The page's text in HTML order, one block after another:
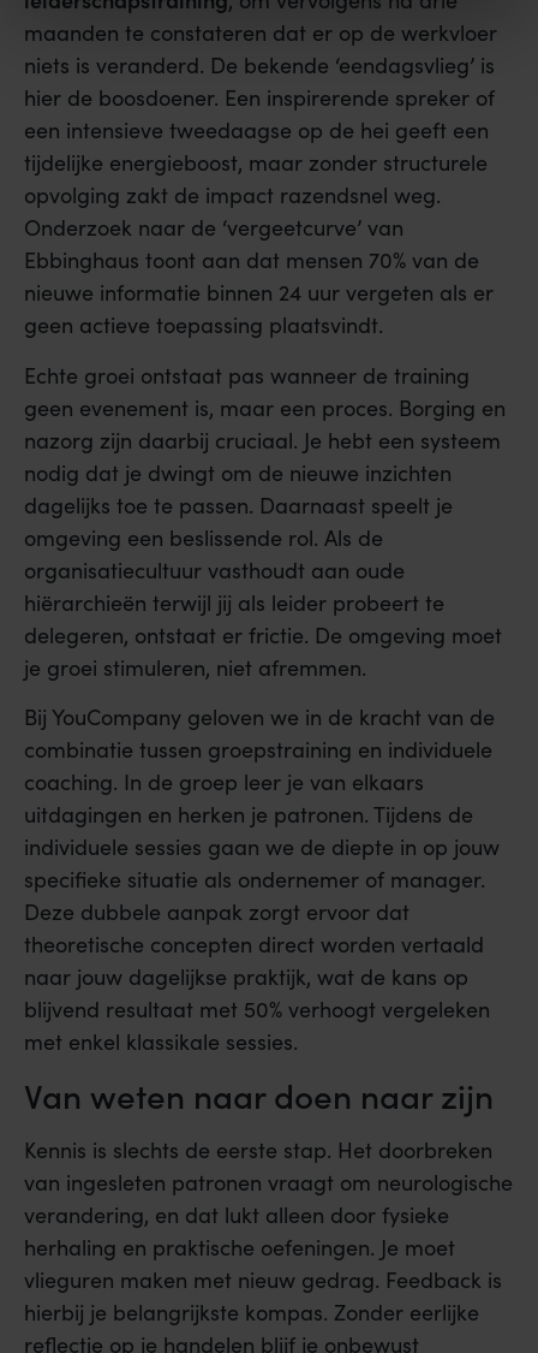
maanden te constateren dat er op de werkvloer
niets is veranderd. De bekende ‘eendagsvlieg’ is
hier de boosdoener. Een inspirerende spreker of
een intensieve tweedaagse op de hei geeft een
tijdelijke energieboost, maar zonder structurele
opvolging zakt de impact razendsnel weg.
Onderzoek naar de ‘vergeetcurve’ van
Ebbinghaus toont aan dat mensen 70% van de
nieuwe informatie binnen 24 uur vergeten als er
geen actieve toepassing plaatsvindt.
Echte groei ontstaat pas wanneer de training
geen evenement is, maar een proces. Borging en
nazorg zijn daarbij cruciaal. Je hebt een systeem
nodig dat je dwingt om de nieuwe inzichten
dagelijks toe te passen. Daarnaast speelt je
omgeving een beslissende rol. Als de
organisatiecultuur vasthoudt aan oude
hiërarchieën terwijl jij als leider probeert te
delegeren, ontstaat er frictie. De omgeving moet
je groei stimuleren, niet afremmen.
Bij YouCompany geloven we in de kracht van de
combinatie tussen groepstraining en individuele
coaching. In de groep leer je van elkaars
uitdagingen en herken je patronen. Tijdens de
individuele sessies gaan we de diepte in op jouw
specifieke situatie als ondernemer of manager.
Deze dubbele aanpak zorgt ervoor dat
theoretische concepten direct worden vertaald
naar jouw dagelijkse praktijk, wat de kans op
blijvend resultaat met 50% verhoogt vergeleken
met enkel klassikale sessies.
Van weten naar doen naar zijn
Kennis is slechts de eerste stap. Het doorbreken
van ingesleten patronen vraagt om neurologische
verandering, en dat lukt alleen door fysieke
herhaling en praktische oefeningen. Je moet
vlieguren maken met nieuw gedrag. Feedback is
hierbij je belangrijkste kompas. Zonder eerlijke
reflectie op je handelen blijf je onbewust